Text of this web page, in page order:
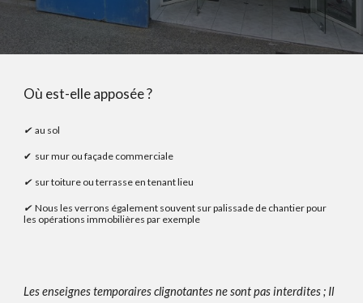
Où est-elle apposée ?
✔au sol
✔ sur mur ou façade commerciale
✔ sur toiture ou terrasse en tenant lieu
✔Nous les verrons également souvent surpalissade de chantier pour
les opérations immobilières par exemple
Les enseignes temporaires clignotantes ne sont pas interdites; Il